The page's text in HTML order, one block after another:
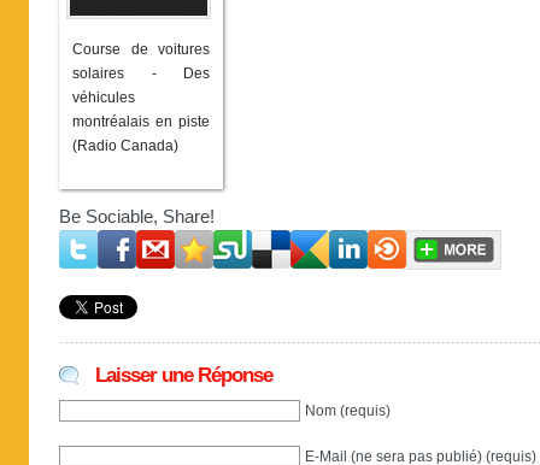
Course de voitures
solaires - Des
véhicules
montréalais en piste
(Radio Canada)
Be Sociable, Share!
Laisser une Réponse
Nom (requis)
E-Mail (ne sera pas publié) (requis)